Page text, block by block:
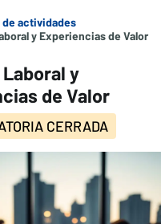
de actividades
y Experiencias de Valor
y
de Valor
CERRADA